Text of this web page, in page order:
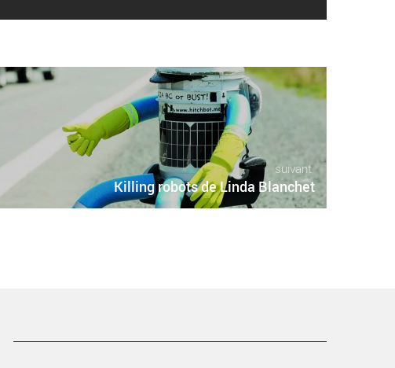
suivant
Killing robots de Linda Blanchet